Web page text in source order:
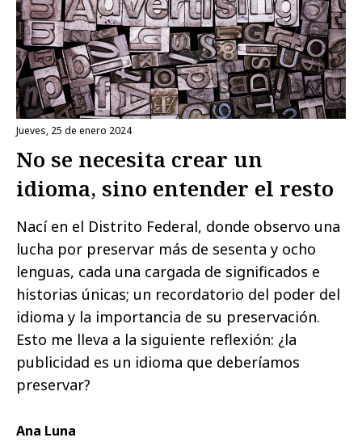
jueves, 25 de enero 2024
No se necesita crear un
idioma, sino entender el resto
Nací en el Distrito Federal, donde observo una
lucha por preservar más de sesenta y ocho
lenguas, cada una cargada de significados e
historias únicas; un recordatorio del poder del
idioma y la importancia de su preservación.
Esto me lleva a la siguiente reflexión: ¿la
publicidad es un idioma que deberíamos
preservar?
Ana Luna